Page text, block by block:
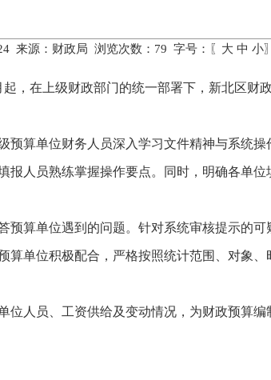
来源：财政局 浏览次数： 79 字号：〖 大 中 小〗
，在上级财政部门的统一部署下，新北区财
算单位财务人员深入学习文件精神与系统
人员熟练掌握操作要点。同时，明确各单
算单位遇到的问题。针对系统审核提示的
单位积极配合，严格按照统计范围、对象
位人员、工资供给及变动情况，为财政预算